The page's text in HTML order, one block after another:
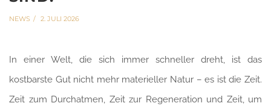
NEWS 2. JULI 2026
In einer Welt, die sich immer schneller dreht, ist das
kostbarste Gut nicht mehr materieller Natur – es ist die Zeit.
Zeit zum Durchatmen, Zeit zur Regeneration und Zeit, um